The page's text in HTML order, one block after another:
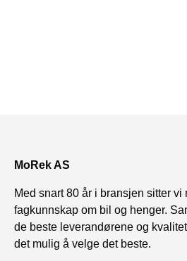
MoRek AS
Med snart 80 år i bransjen sitter vi
fagkunnskap om bil og henger.
de beste leverandørene og
det mulig å velge det beste.